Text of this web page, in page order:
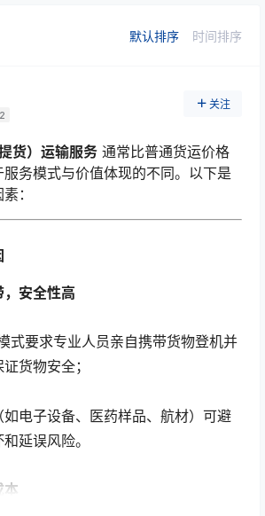
默认排序 时间排序
关注
货）运输服务 通常比普通货运价格
务模式与价值体现的不同。以下是
：
安全性高
式要求专业人员亲自携带货物登机并
货物安全；
如电子设备、医药样品、航材）可避
延误风险。
本